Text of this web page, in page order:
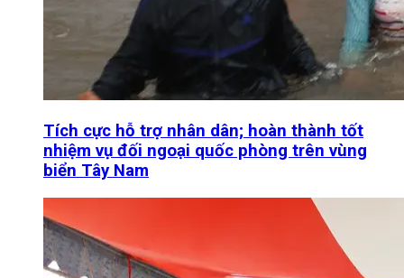
Tích cực hỗ trợ nhân dân; hoàn thành tốt
nhiệm vụ đối ngoại quốc phòng trên vùng
biển Tây Nam